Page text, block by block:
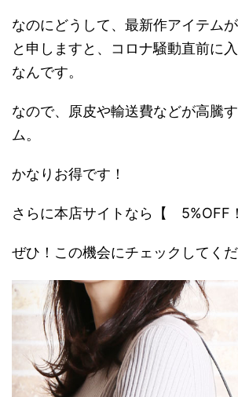
なのにどうして、最新作アイテム
と申しますと、コロナ騒動直前に
なんです。
なので、原皮や輸送費などが高騰
ム。
かなりお得です！
さらに本店サイトなら【 5%OFF
ぜひ！この機会にチェックしてくだ